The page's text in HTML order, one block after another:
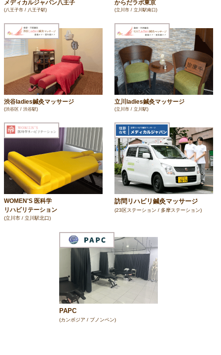
メディカルジャパン八王子
(八王子市 / 八王子駅)
からだラボ東京
(立川市 / 立川駅南口)
渋谷ladies鍼灸マッサージ
(渋谷区 / 渋谷駅)
立川ladies鍼灸マッサージ
(立川市 / 立川駅)
WOMEN'S 医科学
リハビリテーション
(立川市 / 立川駅北口)
訪問リハビリ鍼灸マッサージ
(23区ステーション / 多摩ステーション)
PAPC
(カンボジア / プノンペン)